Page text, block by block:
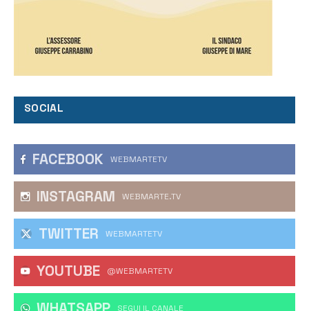
SOCIAL
FACEBOOK WEBMARTETV
INSTAGRAM WEBMARTE.TV
TWITTER WEBMARTETV
YOUTUBE @WEBMARTETV
‎SEGUI IL CANALE